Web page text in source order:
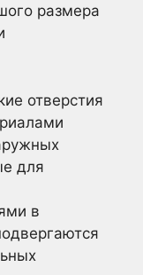
размера
отверстия
для
в